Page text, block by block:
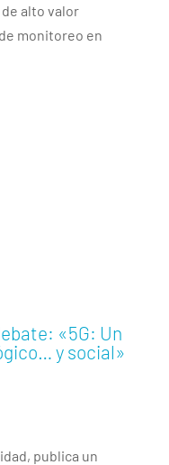
alto valor
monitoreo en
«5G: Un
y social»
publica un